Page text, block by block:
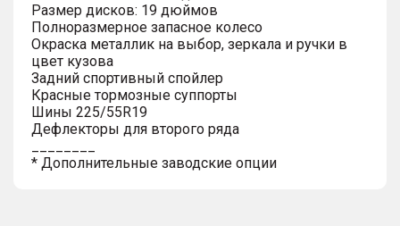
Размер дисков: 19 дюймов
Полноразмерное запасное колесо
Окраска металлик на выбор, зеркала и ручки в
цвет кузова
Задний спортивный спойлер
Красные тормозные суппорты
Шины 225/55R19
Дефлекторы для второго ряда
* Дополнительные заводские опции